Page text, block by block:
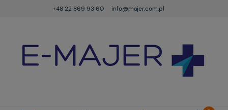
+48 22 869 93 60 info@majer.com.pl